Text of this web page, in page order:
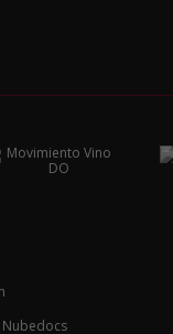
Nubedocs